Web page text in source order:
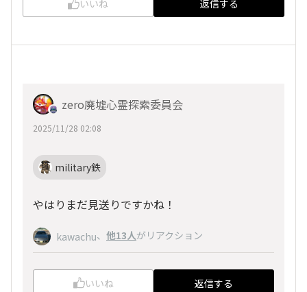
いいね 返信する
zero廃墟心霊探索委員会
2025/11/28 02:08
military鉄
やはりまだ見送りですかね！
kawachu、 他13人がリアクション
いいね 返信する